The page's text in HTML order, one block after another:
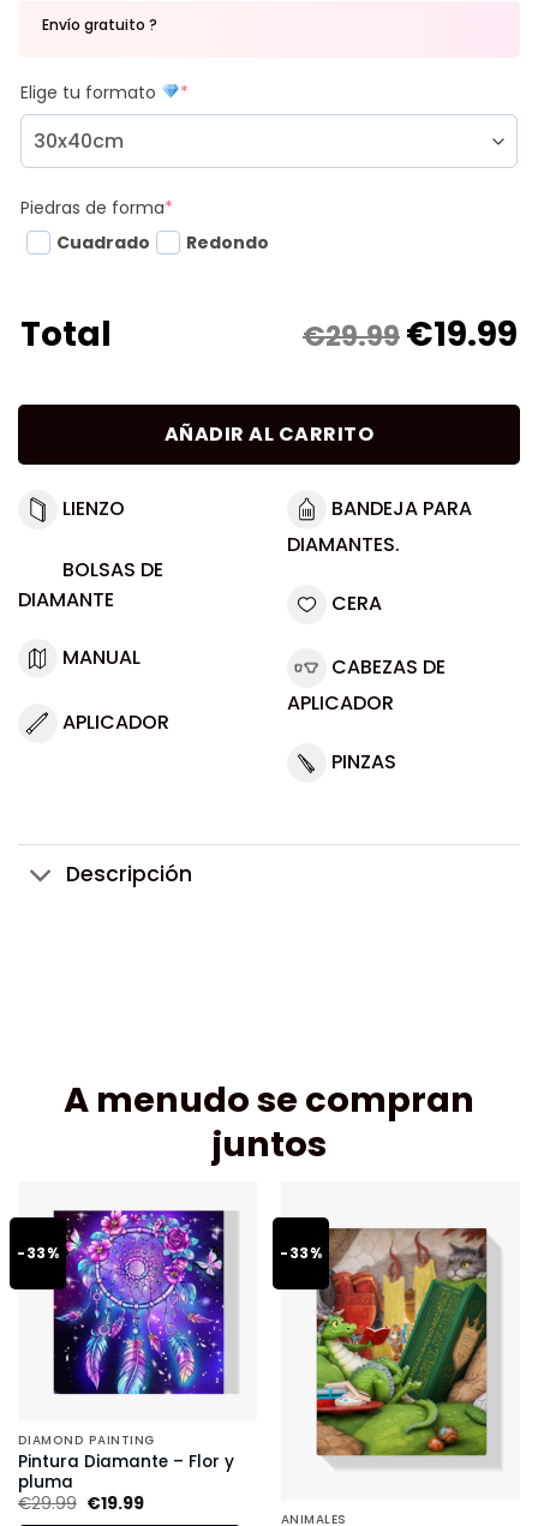
Envío gratuito ?
Elige tu formato *
Piedras de forma*
Cuadrado
Redondo
Total €29.99€19.99
AÑADIR AL CARRITO
LIENZO
BOLSAS DE
DIAMANTE
MANUAL
APLICADOR
BANDEJA PARA
DIAMANTES.
CERA
CABEZAS DE
APLICADOR
PINZAS
Descripción
A menudo se compran
juntos
-33%
DIAMOND PAINTING
Pintura Diamante – Flor y
pluma
€29.99 €19.99
-33%
ANIMALES